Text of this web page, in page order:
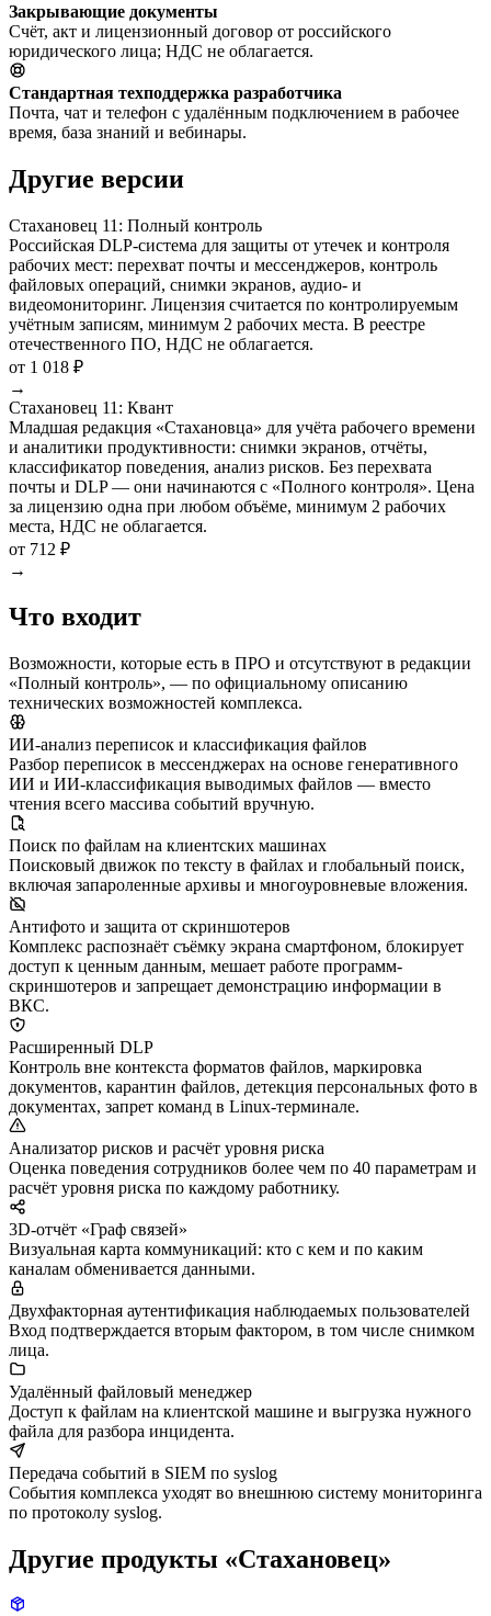
Закрывающие документы
Счёт, акт и лицензионный договор от российского
юридического лица; НДС не облагается.
Стандартная техподдержка разработчика
Почта, чат и телефон с удалённым подключением в рабочее
время, база знаний и вебинары.
Другие версии
Стахановец 11: Полный контроль
Российская DLP-система для защиты от утечек и контроля
рабочих мест: перехват почты и мессенджеров, контроль
файловых операций, снимки экранов, аудио- и
видеомониторинг. Лицензия считается по контролируемым
учётным записям, минимум 2 рабочих места. В реестре
отечественного ПО, НДС не облагается.
от 1 018 ₽
→
Стахановец 11: Квант
Младшая редакция «Стахановца» для учёта рабочего времени
и аналитики продуктивности: снимки экранов, отчёты,
классификатор поведения, анализ рисков. Без перехвата
почты и DLP — они начинаются с «Полного контроля». Цена
за лицензию одна при любом объёме, минимум 2 рабочих
места, НДС не облагается.
от 712 ₽
→
Что входит
Возможности, которые есть в ПРО и отсутствуют в редакции
«Полный контроль», — по официальному описанию
технических возможностей комплекса.
ИИ-анализ переписок и классификация файлов
Разбор переписок в мессенджерах на основе генеративного
ИИ и ИИ-классификация выводимых файлов — вместо
чтения всего массива событий вручную.
Поиск по файлам на клиентских машинах
Поисковый движок по тексту в файлах и глобальный поиск,
включая запароленные архивы и многоуровневые вложения.
Антифото и защита от скриншотеров
Комплекс распознаёт съёмку экрана смартфоном, блокирует
доступ к ценным данным, мешает работе программ-
скриншотеров и запрещает демонстрацию информации в
ВКС.
Расширенный DLP
Контроль вне контекста форматов файлов, маркировка
документов, карантин файлов, детекция персональных фото в
документах, запрет команд в Linux-терминале.
Анализатор рисков и расчёт уровня риска
Оценка поведения сотрудников более чем по 40 параметрам и
расчёт уровня риска по каждому работнику.
3D-отчёт «Граф связей»
Визуальная карта коммуникаций: кто с кем и по каким
каналам обменивается данными.
Двухфакторная аутентификация наблюдаемых пользователей
Вход подтверждается вторым фактором, в том числе снимком
лица.
Удалённый файловый менеджер
Доступ к файлам на клиентской машине и выгрузка нужного
файла для разбора инцидента.
Передача событий в SIEM по syslog
События комплекса уходят во внешнюю систему мониторинга
по протоколу syslog.
Другие продукты «Стахановец»